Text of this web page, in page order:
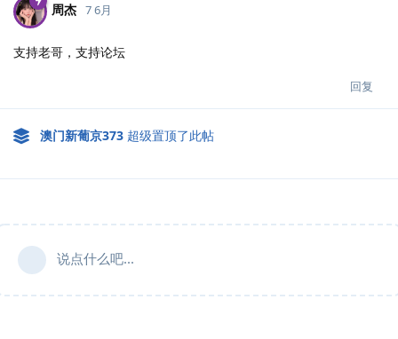
周杰 7 6月
支持老哥，支持论坛
回复
澳门新葡京373 超级置顶了此帖
说点什么吧...